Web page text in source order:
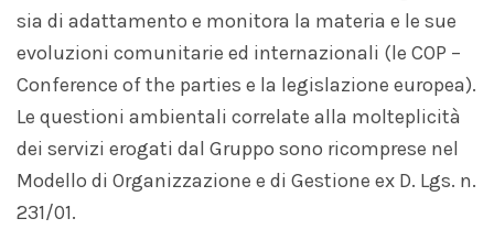
sia di adattamento e monitora la materia e le sue
evoluzioni comunitarie ed internazionali (le COP –
Conference of the parties e la legislazione europea).
Le questioni ambientali correlate alla molteplicità
dei servizi erogati dal Gruppo sono ricomprese nel
Modello di Organizzazione e di Gestione ex D. Lgs. n.
231/01.